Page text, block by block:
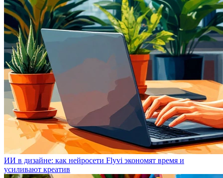
ИИ в дизайне: как нейросети Flyvi экономят время и
усиливают креатив